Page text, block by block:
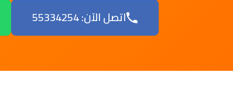
اتصل الآن: 55334254